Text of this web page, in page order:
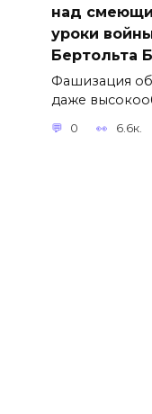
над
уроки
Бертольта
Фашизация
даже
0 6.6к.